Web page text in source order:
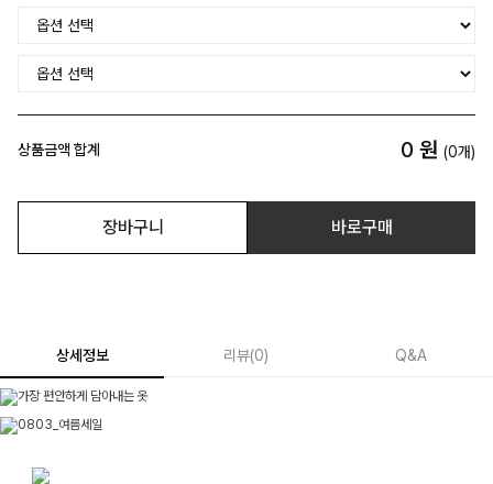
상품금액 합계 0 원 (0개)
장바구니 바로구매
상세정보 리뷰(0) Q&A